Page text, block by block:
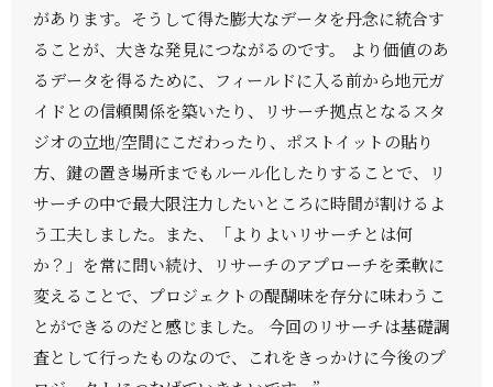
があります。そうして得た膨大なデータを丹念に統合す
ることが、大きな発見につながるのです。 より価値のあ
るデータを得るために、フィールドに入る前から地元ガ
イドとの信頼関係を築いたり、リサーチ拠点となるスタ
ジオの立地/空間にこだわったり、ポストイットの貼り
方、鍵の置き場所までもルール化したりすることで、リ
サーチの中で最大限注力したいところに時間が割けるよ
う工夫しました。また、「よりよいリサーチとは何
か？」を常に問い続け、リサーチのアプローチを柔軟に
変えることで、プロジェクトの醍醐味を存分に味わうこ
とができるのだと感じました。 今回のリサーチは基礎調
査として行ったものなので、これをきっかけに今後のプ